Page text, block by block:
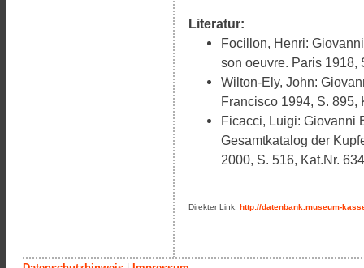
Literatur:
Focillon, Henri:
son oeuvre. Paris 1918,
Wilton-Ely, John:
Francisco 1994, S. 895,
Ficacci, Luigi: Giovanni
Gesamtkatalog der
2000, S. 516, Kat.Nr.
Direkter Link: http://datenbank.museum-